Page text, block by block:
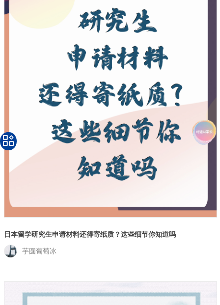
日本留学研究生申请材料还得寄纸质？这些细节你知道吗
芋圆葡萄冰